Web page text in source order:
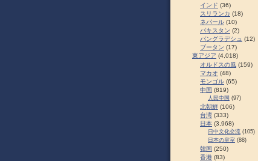
インド (36)
スリランカ (18)
ネパール (10)
パキスタン (2)
バングラデシュ (12)
ブータン (17)
東アジア (4,018)
オルドスの風 (159)
マカオ (48)
モンゴル (65)
中国 (819)
人民中国 (97)
北朝鮮 (106)
台湾 (333)
日本 (3,968)
日中文化交流 (105)
日本の皇室 (88)
韓国 (250)
香港 (83)